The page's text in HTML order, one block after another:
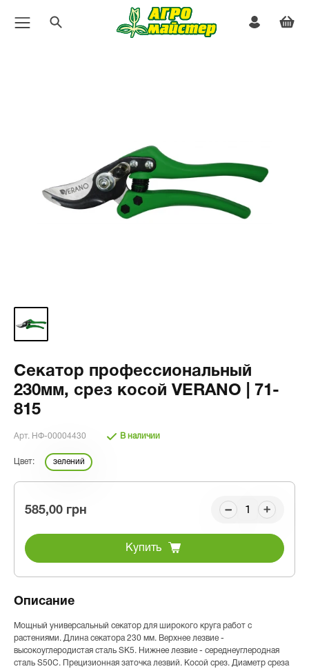
Секатор профессиональный
230мм, срез косой VERANO | 71-
815
Арт. НФ-00004430 В наличии
Цвет: зелений
585,00 грн
Купить
Описание
Мощный универсальный секатор для широкого круга работ с
растениями. Длина секатора 230 мм. Верхнее лезвие -
высокоуглеродистая сталь SK5. Нижнее лезвие - середнеуглеродная
сталь S50C. Прецизионная заточка лезвий. Косой срез. Диаметр среза